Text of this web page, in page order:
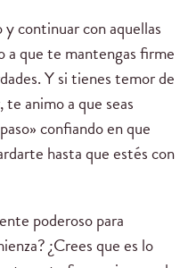
continuar con aquellas
a que te mantengas firme
Y si tienes temor de
animo a que seas
confiando en que
hasta que estés con
poderoso para
¿Crees que es lo